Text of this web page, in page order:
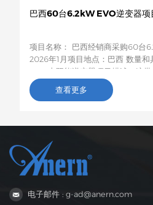
巴西60台6.2kW EVO逆变器项
项目名称： 巴西经销商采购60台
2026年1月项目地点：巴西 数量
EVO 太阳能逆变器项目描述：这
变器将运往巴西，用于农村居民和
这款6.2kW混合型逆变器支持双路
查看更多
电子邮件 : g-ad@anern.com